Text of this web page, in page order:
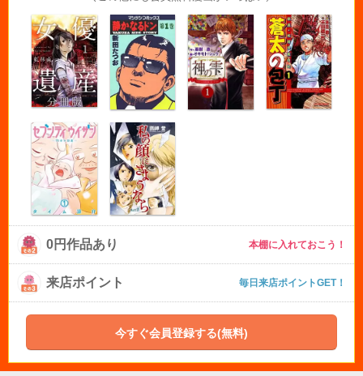
0円作品あり 本棚に入れておこう！
来店ポイント 毎日来店ポイントGET！
今すぐ会員登録する(無料)